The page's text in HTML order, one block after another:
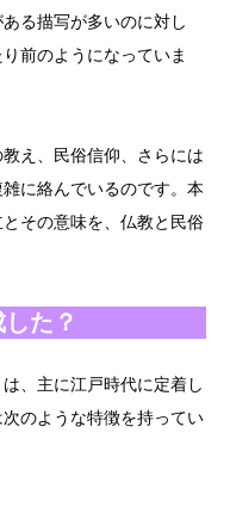
る描写が多いのに対し
前のようになっていま
え、民俗信仰、さらには
に絡んでいるのです。本
その意味を、仏教と民俗
た？
、主に江戸時代に定着し
のような特徴を持ってい